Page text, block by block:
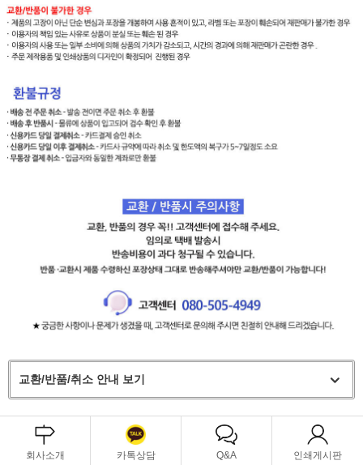
교환/반품/취소 안내 보기
회사소개 카톡상담 Q&A 인쇄게시판